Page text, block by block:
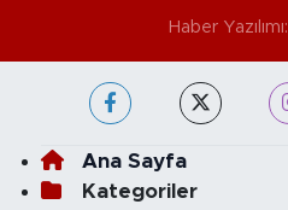
Haber Yazılımı:
Ana Sayfa
Kategoriler